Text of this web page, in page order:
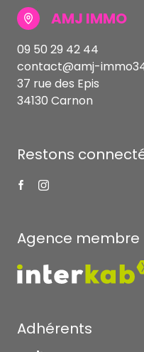
AMJ IMMO
09 50 29 42 44
contact@amj-
37 rue des Epis
34130 Carnon
Restons
Agence membre
Adhérents